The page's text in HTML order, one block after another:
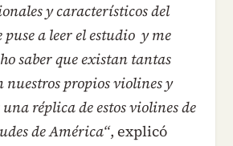
y característicos del
a leer el estudio y me
saber que existan tantas
propios violines y
una réplica de estos violines de
de América“, explicó